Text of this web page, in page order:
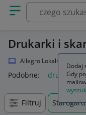
Otwórz menu z
Drukarki i
Allegro Lokalnie
Podobne: drukarka i
Filtruj
Dodaj
Gdy